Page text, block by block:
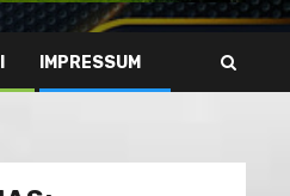
IMPRESSUM